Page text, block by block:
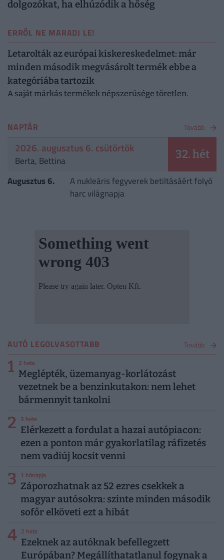
dolgozókat, ha elhúzódik a hőség
ERRŐL NE MARADJ LE!
Letarolták az európai kiskereskedelmet: már
minden második megvásárolt termék ebbe a
kategóriába tartozik
A saját márkás termékek népszerűsége töretlen.
NAPTÁR Tovább
2026. augusztus 6. csütörtök
Berta, Bettina 32. hét
Augusztus 6.
A nukleáris fegyverek betiltásáért folyó
harc világnapja
AUTÓ LEGOLVASOTTABB Tovább
1 2 hete
Meglépték, üzemanyag-korlátozást
vezetnek be a benzinkutakon: nem lehet
bármennyit tankolni
2 3 hete
Elérkezett a fordulat a hazai autópiacon:
ezen a ponton már gyakorlatilag ráfizetés
nem vadiúj kocsit venni
3 1 hónapja
Záporozhatnak az 52 ezres csekkek a
magyar autósokra: szinte minden második
sofőr elköveti ezt a hibát
4 2 hete
Ezeknek az autóknak befellegzett
Európában? Megállíthatatlanul fogynak a